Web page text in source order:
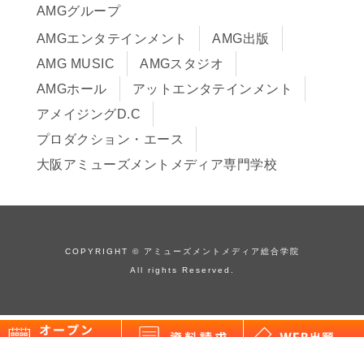
入学までの流れ
学費サポート・各種制度
学費について
Q&A
在校生・保護者の方へ
卒業生の皆様へ
AMGグループ
AMGエンタテインメント
AMG出版
AMG MUSIC
AMGスタジオ
AMGホール
アットエンタテインメント
アメイジングD.C
プロダクション・エース
大阪アミューズメントメディア専門学校
COPYRIGHT © アミューズメントメディア総合学院
All rights Reserved.